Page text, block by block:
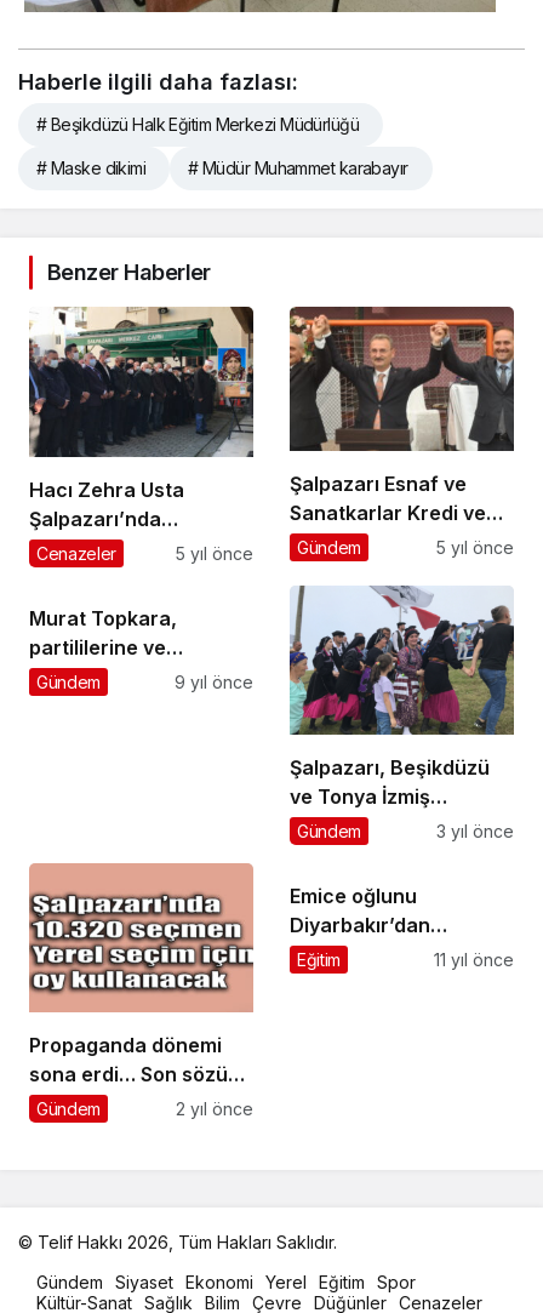
Haberle ilgili daha fazlası:
# Beşikdüzü Halk Eğitim Merkezi Müdürlüğü
# Maske dikimi # Müdür Muhammet karabayır
Benzer Haberler
Hacı Zehra Usta
Şalpazarı’nda
ebediyete uğurlandı
Cenazeler 5 yıl önce
Şalpazarı Esnaf ve
Sanatkarlar Kredi ve
Kefalet Koop.
Yılmaz yeniden seçildi
Gündem 5 yıl önce
Murat Topkara,
partililerine ve
seçmenlere teşekkür
Gündem 9 yıl önce
Şalpazarı, Beşikdüzü
ve Tonya İzmiş
Karabdal Şenliği’nde
Gündem 3 yıl önce
Propaganda dönemi
sona erdi… Son sözü
seçmen söyleyecek
Gündem 2 yıl önce
Emice oğlunu
Diyarbakır’dan
evlendirdi
Eğitim 11 yıl önce
© Telif Hakkı 2026, Tüm Hakları Saklıdır.
oto
kiralama
Gündem Siyaset Ekonomi Yerel Eğitim
Spor
Kültür-Sanat Sağlık Bilim Çevre Düğünler Cenazeler